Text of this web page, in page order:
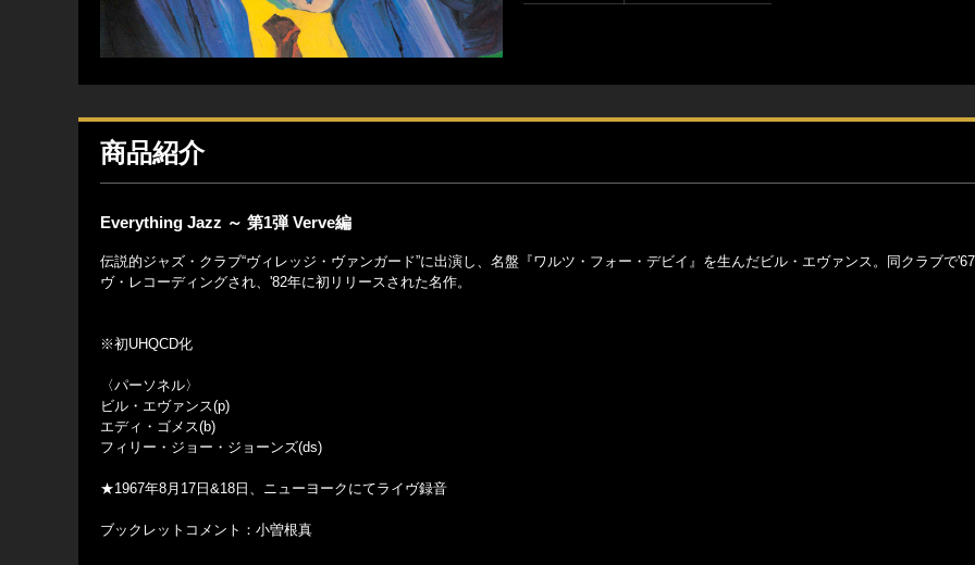
商品紹介
Everything Jazz ～ 第1弾 Verve編
伝説的ジャズ・クラブ“ヴィレッジ・ヴァンガード”に出演し、名盤『ワルツ・フォー・デビイ』を生んだビル・エヴァンス。同クラブで
ヴ・レコーディングされ、'82年に初リリースされた名作。
※初UHQCD化
〈パーソネル〉
ビル・エヴァンス(p)
エディ・ゴメス(b)
フィリー・ジョー・ジョーンズ(ds)
★1967年8月17日&18日、ニューヨークにてライヴ録音
ブックレットコメント：小曽根真